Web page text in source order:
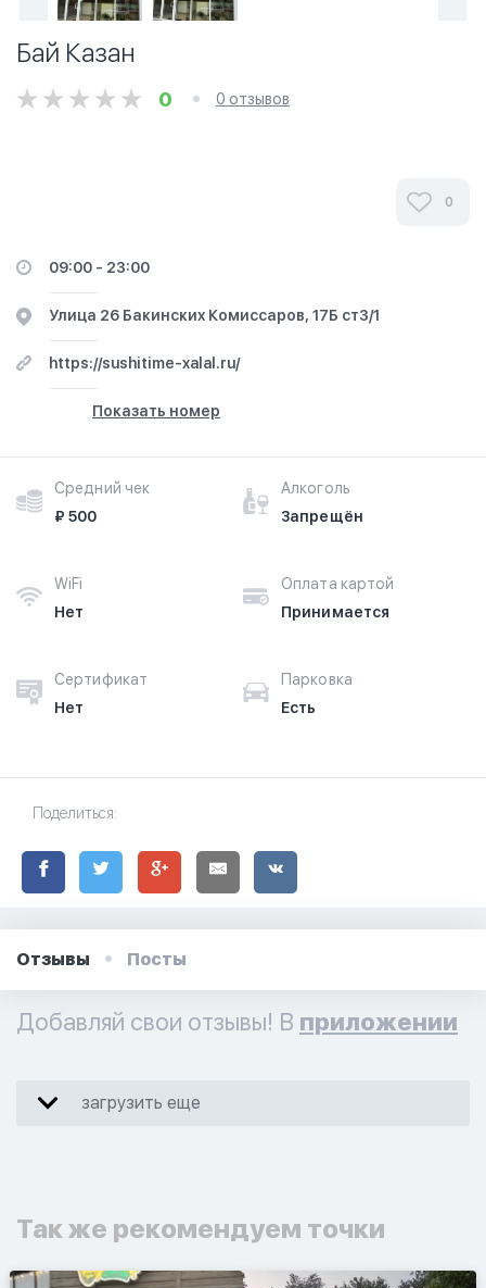
Бай Казан
0 0 отзывов
0
09:00 - 23:00
Улица 26 Бакинских Комиссаров, 17Б ст3/1
https://sushitime-xalal.ru/
Показать номер
Средний чек
₽ 500
Алкоголь
Запрещён
WiFi
Нет
Оплата картой
Принимается
Сертификат
Нет
Парковка
Есть
Поделиться:
Отзывы Посты
Добавляй свои отзывы! В приложении
загрузить еще
Так же рекомендуем точки